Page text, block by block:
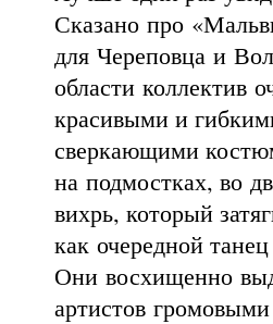
Сказано про
для Череповца и
области коллектив
красивыми и
сверкающими
на подмостках, во
вихрь, который
как очередной
Они восхищенно
артистов